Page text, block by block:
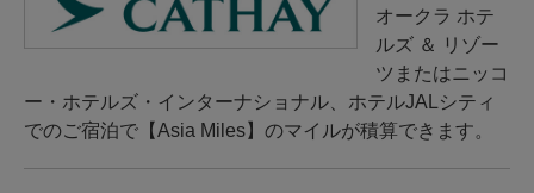
オークラ ホテ
ルズ ＆ リゾー
ツまたはニッコ
ー・ホテルズ・インターナショナル、ホテルJALシティ
でのご宿泊で【Asia Miles】のマイルが積算できます。